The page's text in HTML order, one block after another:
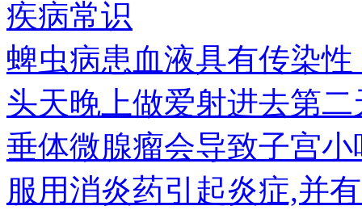
疾病常识
蜱虫病患血液具有传染
头天晚上做爱射进去第
垂体微腺瘤会导致子宫小
服用消炎药引起炎症,并